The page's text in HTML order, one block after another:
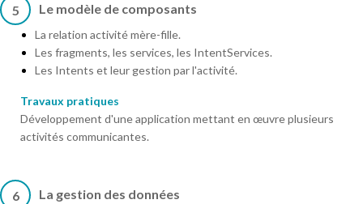
5 Le modèle de composants
La relation activité mère-fille.
Les fragments, les services, les IntentServices.
Les Intents et leur gestion par l'activité.
Travaux pratiques
Développement d'une application mettant en œuvre plusieurs
activités communicantes.
6 La gestion des données